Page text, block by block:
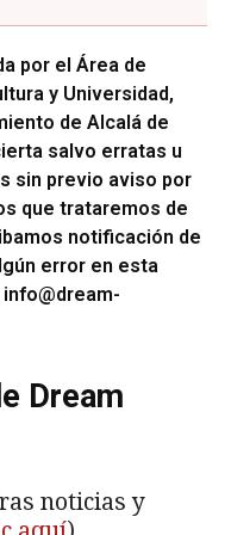
por el Área de
y Universidad,
de Alcalá de
salvo erratas u
sin previo aviso por
que trataremos de
notificación de
error en esta
info@dream-
Dream
noticias y